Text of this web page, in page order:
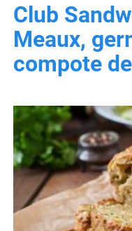
Club
Meaux,
compote